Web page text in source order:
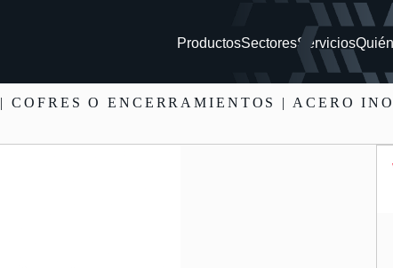
ProductosSectoresServicios
|COFRES O ENCERRAMIENTOS | ACERO